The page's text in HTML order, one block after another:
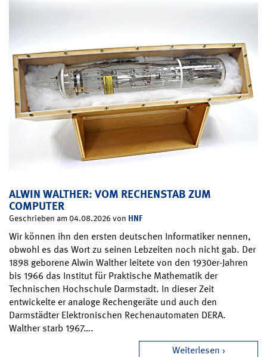
ALWIN WALTHER: VOM RECHENSTAB ZUM
COMPUTER
Geschrieben am 04.08.2026 von HNF
Wir können ihn den ersten deutschen Informatiker nennen,
obwohl es das Wort zu seinen Lebzeiten noch nicht gab. Der
1898 geborene Alwin Walther leitete von den 1930er-Jahren
bis 1966 das Institut für Praktische Mathematik der
Technischen Hochschule Darmstadt. In dieser Zeit
entwickelte er analoge Rechengeräte und auch den
Darmstädter Elektronischen Rechenautomaten DERA.
Walther starb 1967….
Weiterlesen